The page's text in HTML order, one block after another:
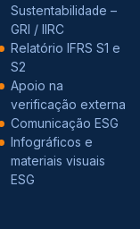
Sustentabilidade –
GRI / IIRC
Relatório IFRS S1 e
S2
Apoio na
verificação externa
Comunicação ESG
Infográficos e
materiais visuais
ESG